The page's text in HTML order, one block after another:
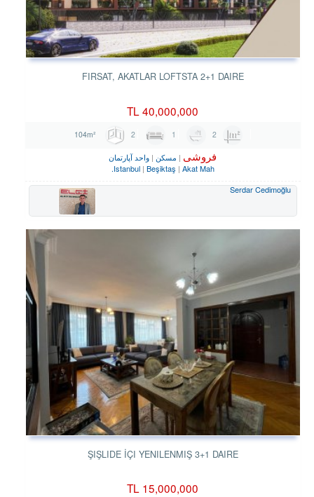
FIRSAT, AKATLAR LOFTSTA 2+1 DAIRE
TL 40,000,000
2 1 2
فروشی مسکن
واحد آپارتمان
Istanbul Beşiktaş
Akat Mah.
Serdar Cedimoğlu
ŞIŞLIDE İÇI YENILENMIŞ 3+1 DAIRE
TL 15,000,000